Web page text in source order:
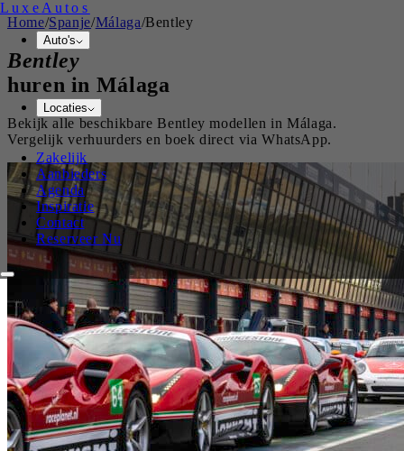
Luxe Autos
Auto's
Locaties
Zakelijk
Aanbieders
Agenda
Inspiratie
Contact
Reserveer Nu
Home/Spanje/Málaga/Bentley
Bentley
huren in Málaga
Bekijk alle beschikbareBentley modellen inMálaga.
Vergelijk verhuurders en boek direct via WhatsApp.